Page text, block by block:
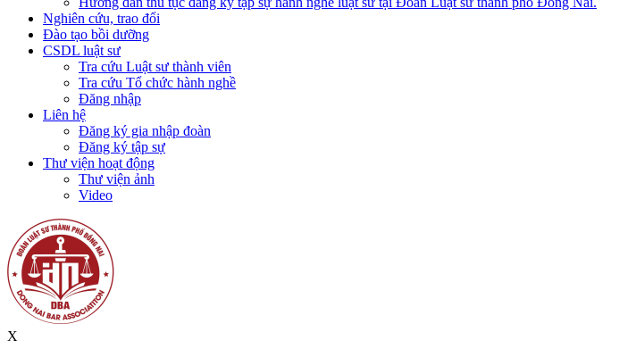
Nghiên cứu, trao đổi
Đào tạo bồi dưỡng
CSDL luật sư
Tra cứu Luật sư thành viên
Tra cứu Tổ chức hành nghề
Đăng nhập
Liên hệ
Đăng ký gia nhập đoàn
Đăng ký tập sự
Thư viện hoạt động
Thư viện ảnh
Video
X